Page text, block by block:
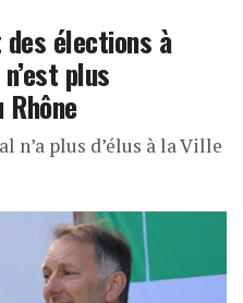
des élections à
plus
n’a plus d’élus à la Ville